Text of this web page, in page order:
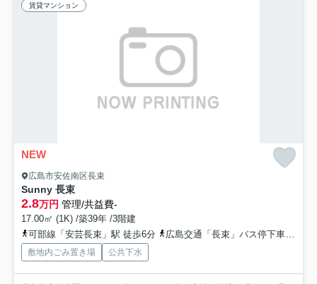
賃貸マンション
NEW
広島市安佐南区長束
Sunny 長束
2.8万円 管理/共益費-
17.00㎡ (1K) /築39年 /3階建
可部線「安芸長束」駅 徒歩6分
広島交通「長束」バス停下車 徒歩6分
敷地内ごみ置き場 公共下水